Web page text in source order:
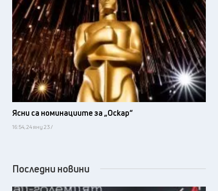
Ясни са номинациите за „Оскар“
16:54, 24 яну 23 /
Последни новини